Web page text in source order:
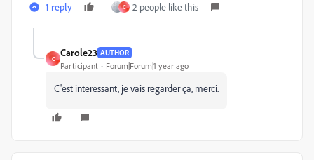
1 reply C 2 people like this
C
Carole23 AUTHOR
Participant Forum|Forum|1 year ago
C'est interessant, je vais regarder ça, merci.